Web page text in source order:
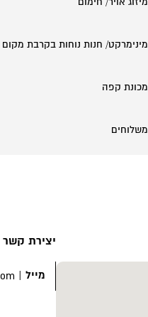
מינימרקט/ חנות נוחות בקרבת מקום
מכונת קפה
משלוחים
יצירת
מייל |